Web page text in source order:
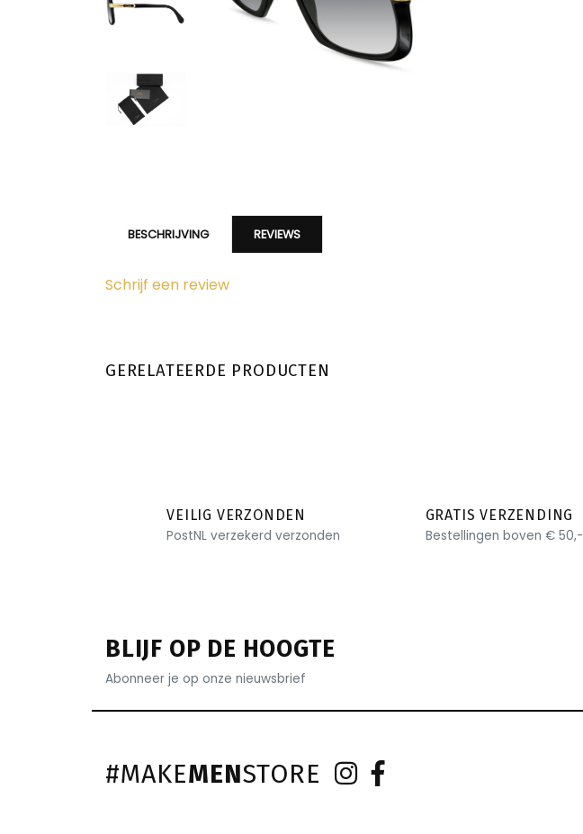
BESCHRIJVING REVIEWS
Schrijf een review
GERELATEERDE PRODUCTEN
VEILIG VERZONDEN
PostNL verzekerd verzonden
GRATIS VERZENDING
Bestellingen boven € 50,-
BLIJF OP DE HOOGTE
Abonneer je op onze nieuwsbrief
#MAKEMENSTORE